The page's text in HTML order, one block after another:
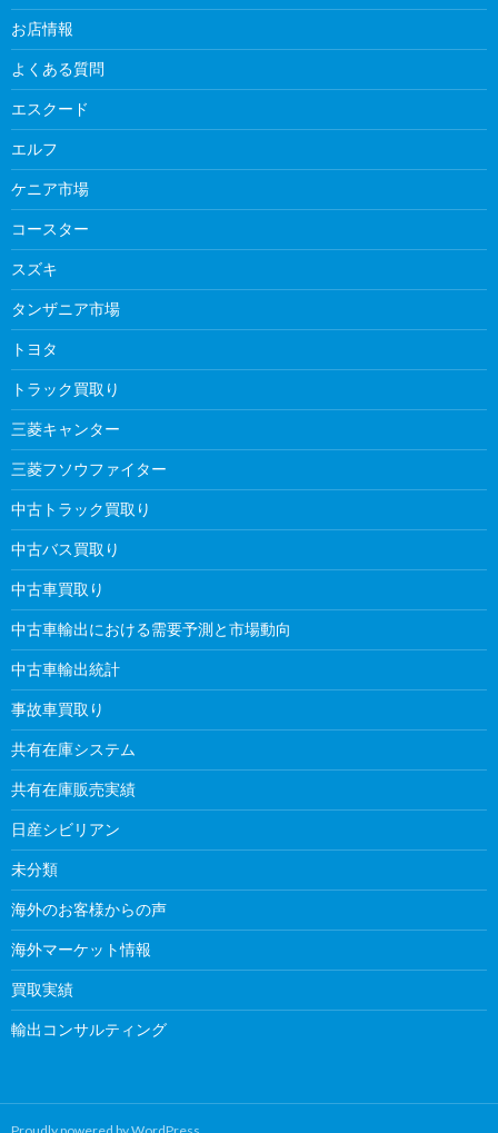
お店情報
よくある質問
エスクード
エルフ
ケニア市場
コースター
スズキ
タンザニア市場
トヨタ
トラック買取り
三菱キャンター
三菱フソウファイター
中古トラック買取り
中古バス買取り
中古車買取り
中古車輸出における需要予測と市場動向
中古車輸出統計
事故車買取り
共有在庫システム
共有在庫販売実績
日産シビリアン
未分類
海外のお客様からの声
海外マーケット情報
買取実績
輸出コンサルティング